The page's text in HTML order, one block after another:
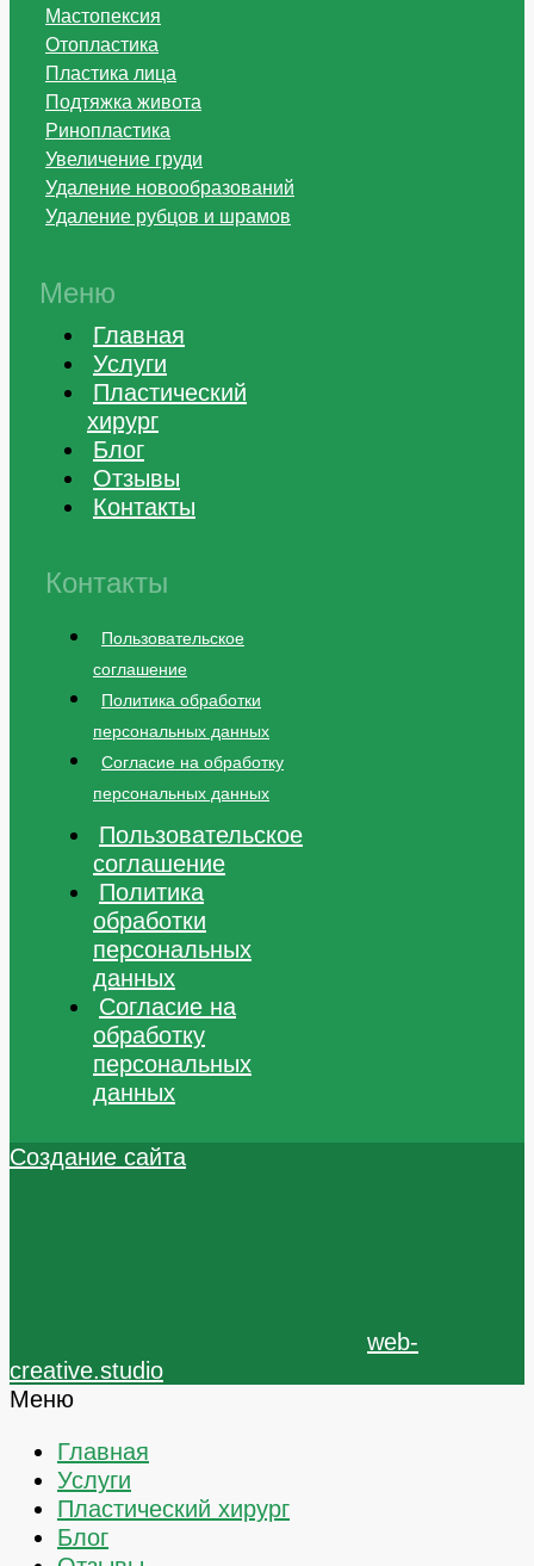
Мастопексия
Отопластика
Пластика лица
Подтяжка живота
Ринопластика
Увеличение груди
Удаление новообразований
Удаление рубцов и шрамов
Меню
Главная
Услуги
Пластический
хирург
Блог
Отзывы
Контакты
Контакты
Пользовательское
соглашение
Политика обработки
персональных данных
Согласие на обработку
персональных данных
Пользовательское
соглашение
Политика
обработки
персональных
данных
Согласие на
обработку
персональных
данных
Создание сайта
web-
creative.studio
Меню
Главная
Услуги
Пластический хирург
Блог